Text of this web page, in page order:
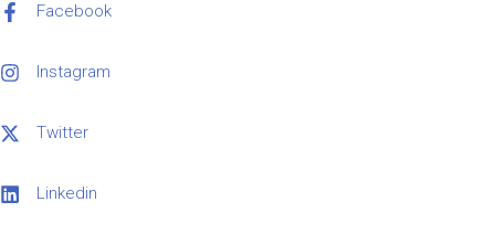
Facebook
Instagram
Twitter
Linkedin